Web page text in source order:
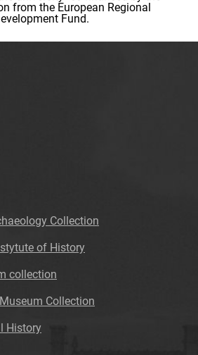
from the European Regional
Fund.
Collection
of History
collection
Collection
History